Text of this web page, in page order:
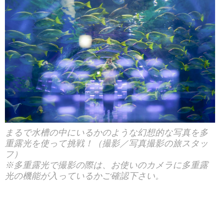
まるで水槽の中にいるかのような幻想的な写真を多
重露光を使って挑戦！（撮影／写真撮影の旅スタッ
フ）
※多重露光で撮影の際は、お使いのカメラに多重露
光の機能が入っているかご確認下さい。